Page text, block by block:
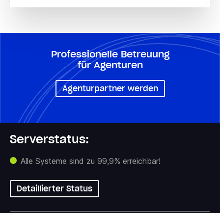
Professionelle Betreuung
für Agenturen
Agenturpartner werden
Serverstatus:
Alle Systeme sind zu 99,9% erreichbar!
Detaillierter Status